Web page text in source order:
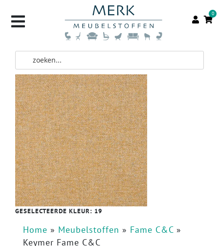
0
GESELECTEERDE KLEUR: 19
Home » Meubelstoffen » Fame C&C »
Keymer Fame C&C